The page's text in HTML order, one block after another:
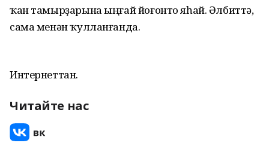
ҡан тамырҙарына ыңғай йоғонто яһай. Әлбиттә,
сама менән ҡулланғанда.
Интернеттан.
Читайте нас